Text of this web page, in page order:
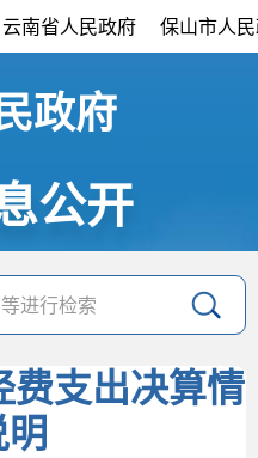
云南省人民政府 保山市人
政府
公开
费支出决算情